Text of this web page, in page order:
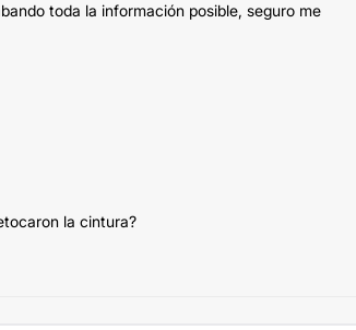
toda la información posible, seguro me
la cintura?